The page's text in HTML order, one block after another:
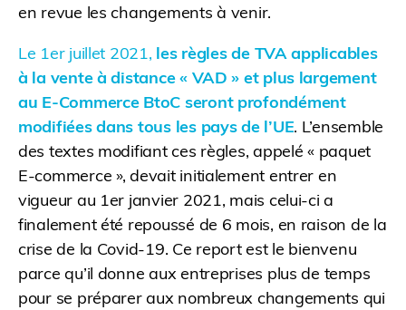
en revue les changements à venir.
Le 1er juillet 2021, les règles de TVA applicables
à la vente à distance « VAD » et plus largement
au E-Commerce BtoC seront profondément
modifiées dans tous les pays de l’UE. L’ensemble
des textes modifiant ces règles, appelé « paquet
E-commerce », devait initialement entrer en
vigueur au 1er janvier 2021, mais celui-ci a
finalement été repoussé de 6 mois, en raison de la
crise de la Covid-19. Ce report est le bienvenu
parce qu’il donne aux entreprises plus de temps
pour se préparer aux nombreux changements qui